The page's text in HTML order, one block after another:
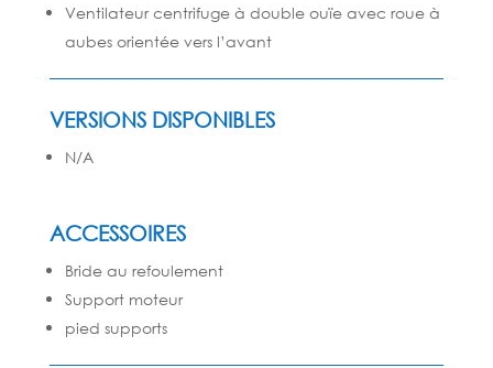
Ventilateur centrifuge à double ouïe avec roue à
aubes orientée vers l’avant
VERSIONS DISPONIBLES
N/A
ACCESSOIRES
Bride au refoulement
Support moteur
pied supports